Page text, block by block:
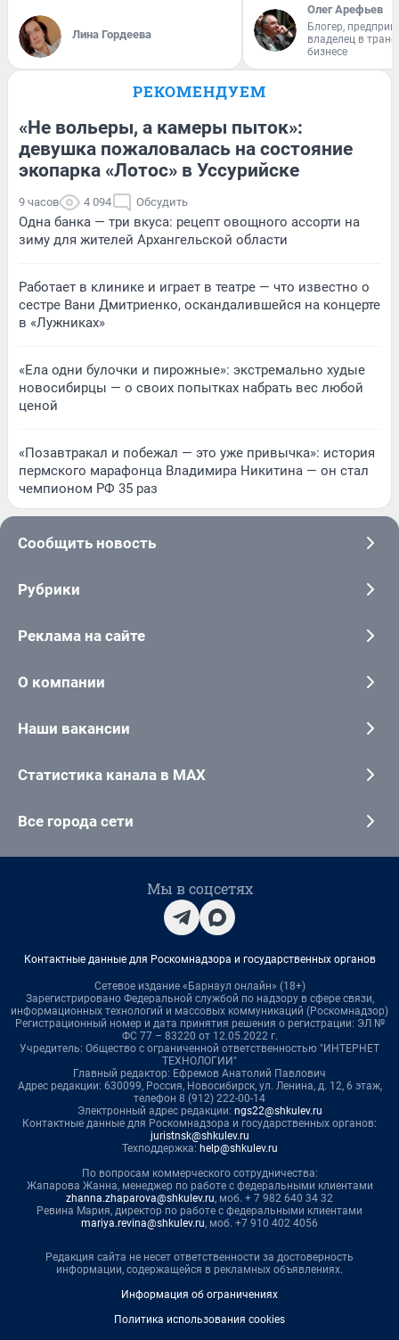
Лина Гордеева
Олег Арефьев
Блогер,
владелец в
бизнесе
РЕКОМЕНДУЕМ
«Не вольеры, а камеры пыток»:
девушка пожаловалась на состояние
экопарка «Лотос» в Уссурийске
9 часов 4 094 Обсудить
Одна банка — три вкуса: рецепт овощного ассорти на
зиму для жителей Архангельской области
Работает в клинике и играет в театре — что известно о
сестре Вани Дмитриенко, оскандалившейся на концерте
в «Лужниках»
«Ела одни булочки и пирожные»: экстремально худые
новосибирцы — о своих попытках набрать вес любой
ценой
«Позавтракал и побежал — это уже привычка»: история
пермского марафонца Владимира Никитина — он стал
чемпионом РФ 35 раз
Сообщить новость
Рубрики
Реклама на сайте
О компании
Наши вакансии
Статистика канала в MAX
Все города сети
Мы в соцсетях
Контактные данные для Роскомнадзора и государственных органов
Сетевое издание «Барнаул онлайн» (18+)
Зарегистрировано Федеральной службой по надзору в сфере связи,
информационных технологий и массовых коммуникаций (Роскомнадзор)
Регистрационный номер и дата принятия решения о регистрации: ЭЛ №
ФС 77 – 83220 от 12.05.2022 г.
Учредитель: Общество с ограниченной ответственностью "ИНТЕРНЕТ
ТЕХНОЛОГИИ"
Главный редактор: Ефремов Анатолий Павлович
Адрес редакции: 630099, Россия, Новосибирск, ул. Ленина, д. 12, 6 этаж,
телефон 8 (912) 222-00-14
Электронный адрес редакции: ngs22@shkulev.ru
Контактные данные для Роскомнадзора и государственных органов:
juristnsk@shkulev.ru
Техподдержка: help@shkulev.ru
По вопросам коммерческого сотрудничества:
Жапарова Жанна, менеджер по работе с федеральными клиентами
zhanna.zhaparova@shkulev.ru, моб. + 7 982 640 34 32
Ревина Мария, директор по работе с федеральными клиентами
mariya.revina@shkulev.ru, моб. +7 910 402 4056
Редакция сайта не несет ответственности за достоверность
информации, содержащейся в рекламных объявлениях.
Информация об ограничениях
Политика использования cookies